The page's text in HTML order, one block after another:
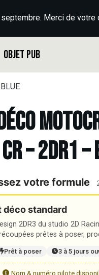
Merci de votre
Objet Pub
– 2DR1 –
votre formule
déco standard
2DR3 du studio 2D
prêtes à poser,
Prêt à poser 3 à 5 jours
Nom & numéro pilote